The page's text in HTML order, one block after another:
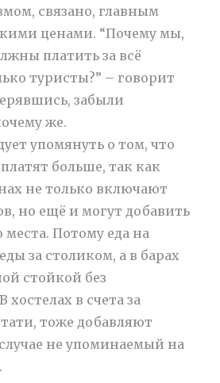
связано, главным
ценами. “Почему мы,
платить за всё
туристы?” – говорит
забыли
же.
упомянуть о том, что
больше, так как
не только включают
но ещё и могут добавить
места. Потому еда на
за столиком, а в барах
стойкой без
в счета за
тоже добавляют
не упоминаемый на